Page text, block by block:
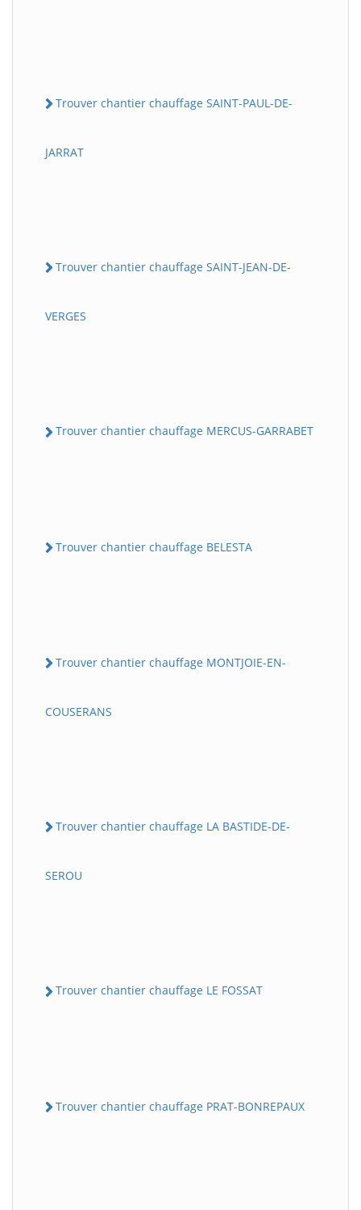
Trouver chantier chauffage SAINT-PAUL-DE-
JARRAT
Trouver chantier chauffage SAINT-JEAN-DE-
VERGES
Trouver chantier chauffage MERCUS-GARRABET
Trouver chantier chauffage BELESTA
Trouver chantier chauffage MONTJOIE-EN-
COUSERANS
Trouver chantier chauffage LA BASTIDE-DE-
SEROU
Trouver chantier chauffage LE FOSSAT
Trouver chantier chauffage PRAT-BONREPAUX